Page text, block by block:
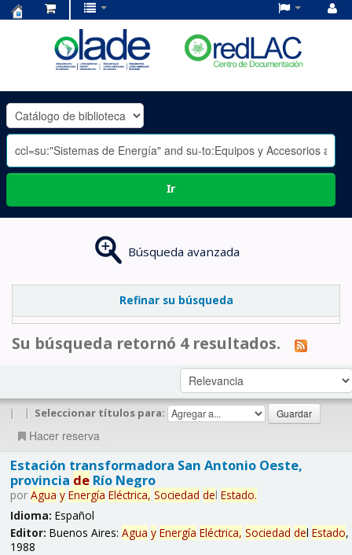
OLADE
-
Ir
Búsqueda avanzada
Refinar su búsqueda
Su búsqueda retornó 4 resultados.
| | Seleccionar títulos para:
Hacer reserva
Estación transformadora San Antonio Oeste,
provincia deRío Negro
por Agua y Energía Eléctrica, Sociedad del Estado.
Idioma: Español
Editor: Buenos Aires: Agua y Energía Eléctrica, Sociedad del Estado,
1988